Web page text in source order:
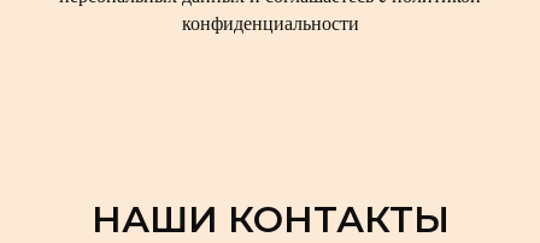
конфиденциальности
НАШИ КОНТАКТЫ